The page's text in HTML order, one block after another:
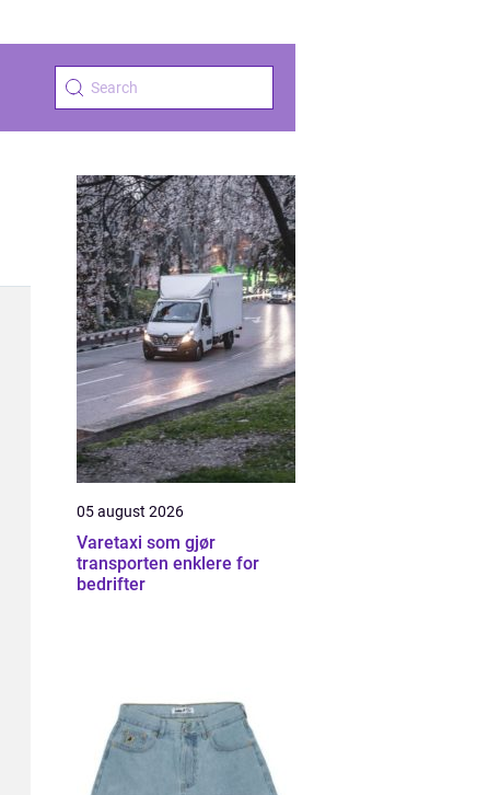
05 august 2026
Varetaxi som gjør
transporten enklere for
bedrifter